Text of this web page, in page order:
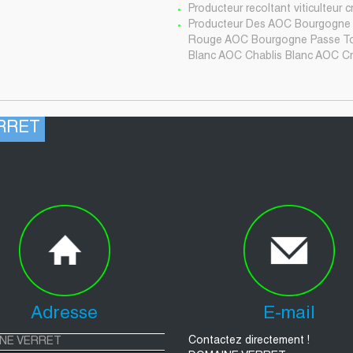
Producteur recoltant viticulteur
Producteur Des AOC
Rouge AOC Bourgogne Passe
Blanc AOC Chablis Blanc AOC
Adresse
VERRET
E-mail
Contactez directement !